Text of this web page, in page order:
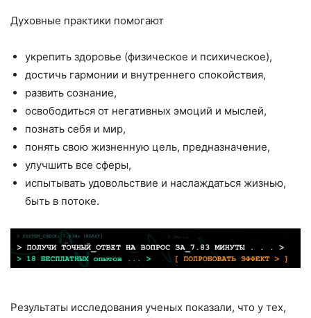
Духовные практики помогают
укрепить здоровье (физическое и психическое),
достичь гармонии и внутреннего спокойствия,
развить сознание,
освободиться от негативных эмоций и мыслей,
познать себя и мир,
понять свою жизненную цель, предназначение,
улучшить все сферы,
испытывать удовольствие и наслаждаться жизнью,
быть в потоке.
Результаты исследования ученых показали, что у тех,